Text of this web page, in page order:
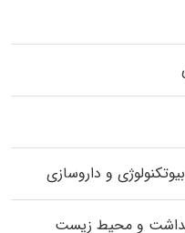
و داروسازی
و محیط زیست